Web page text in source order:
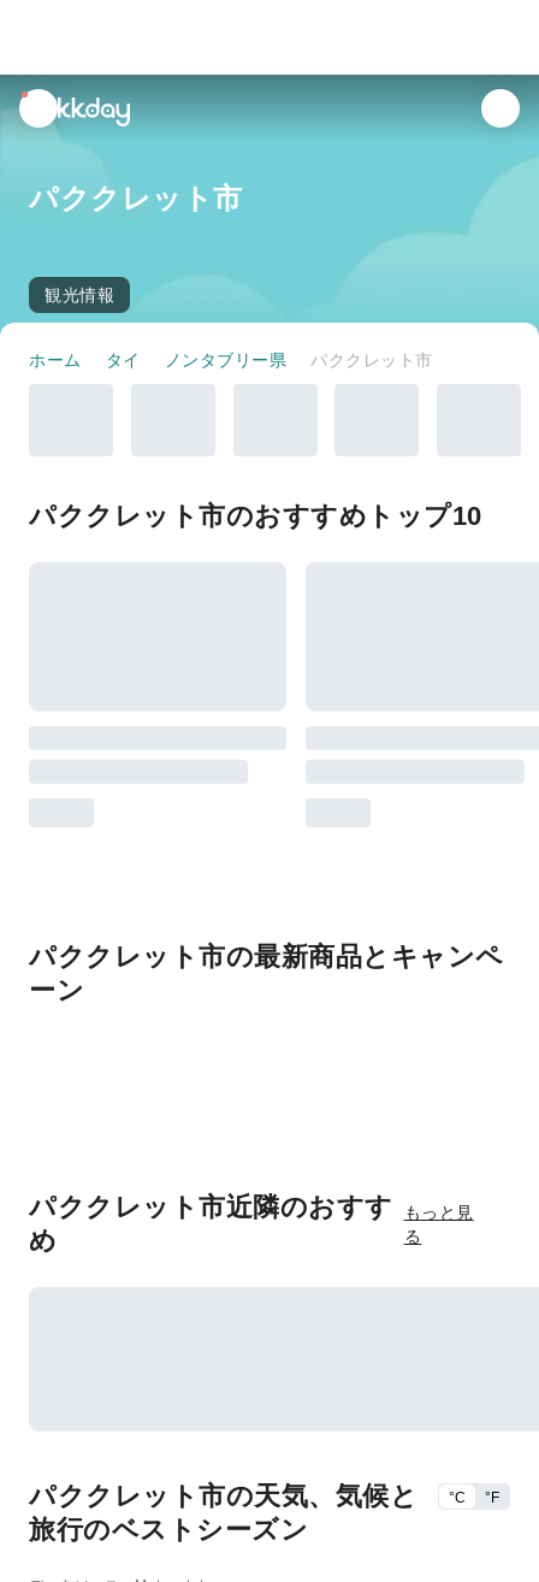
unread
notifications
パククレット市
観光情報
ホーム タイ ノンタブリー県 パククレット市
パククレット市のおすすめトップ10
パククレット市の最新商品とキャンペ
ーン
パククレット市近隣のおすす
め
もっと見
る
パククレット市の天気、気候と
旅行のベストシーズン
°C °F